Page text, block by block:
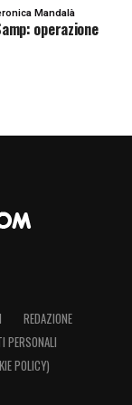
Mandalà
operazione
REDAZIONE
PERSONALI
POLICY)